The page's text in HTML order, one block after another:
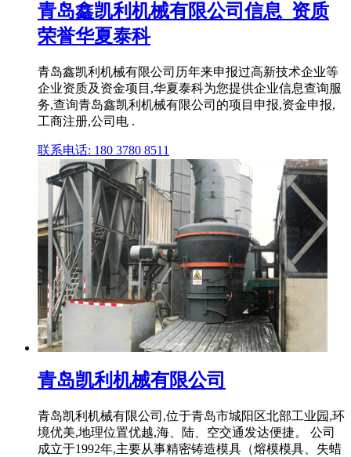
青岛鑫凯利机械有限公司信息_资质
荣誉华夏泰科
青岛鑫凯利机械有限公司历年来申报过高新技术企业等
企业资质及资金项目,华夏泰科为您提供企业信息查询服
务,查询青岛鑫凯利机械有限公司的项目申报,资金申报,
工商注册,公司电 .
联系电话: 180 3780 8511
青岛凯利机械有限公司
青岛凯利机械有限公司,位于青岛市城阳区北部工业园,环
境优美,地理位置优越,海、陆、空交通发达便捷。 公司
成立于1992年,主要从事精密铸造模具（熔模模具、失蜡